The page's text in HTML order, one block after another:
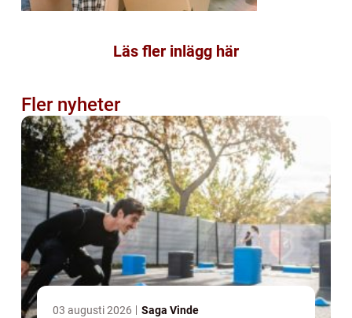
Läs fler inlägg här
Fler nyheter
03 augusti 2026 Saga Vinde